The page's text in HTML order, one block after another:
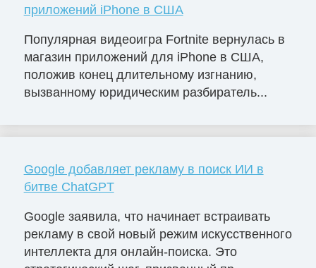
приложений iPhone в США
Популярная видеоигра Fortnite вернулась в
магазин приложений для iPhone в США,
положив конец длительному изгнанию,
вызванному юридическим разбиратель...
Google добавляет рекламу в поиск ИИ в
битве ChatGPT
Google заявила, что начинает встраивать
рекламу в свой новый режим искусственного
интеллекта для онлайн-поиска. Это